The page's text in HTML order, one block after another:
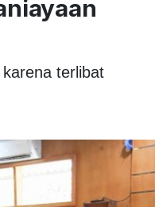
terlibat